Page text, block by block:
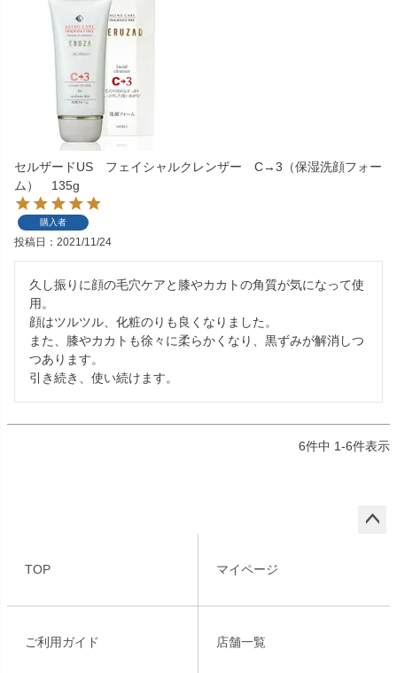
セルザードUS フェイシャルクレンザー C→3（保湿洗顔フォー
ム） 135g
購入者
投稿日 2021/11/24
久し振りに顔の毛穴ケアと膝やカカトの角質が気になって使
用。
顔はツルツル、化粧のりも良くなりました。
また、膝やカカトも徐々に柔らかくなり、黒ずみが解消しつ
つあります。
引き続き、使い続けます。
6件中 1-6件表示
TOP マイページ
ご利用ガイド 店舗一覧